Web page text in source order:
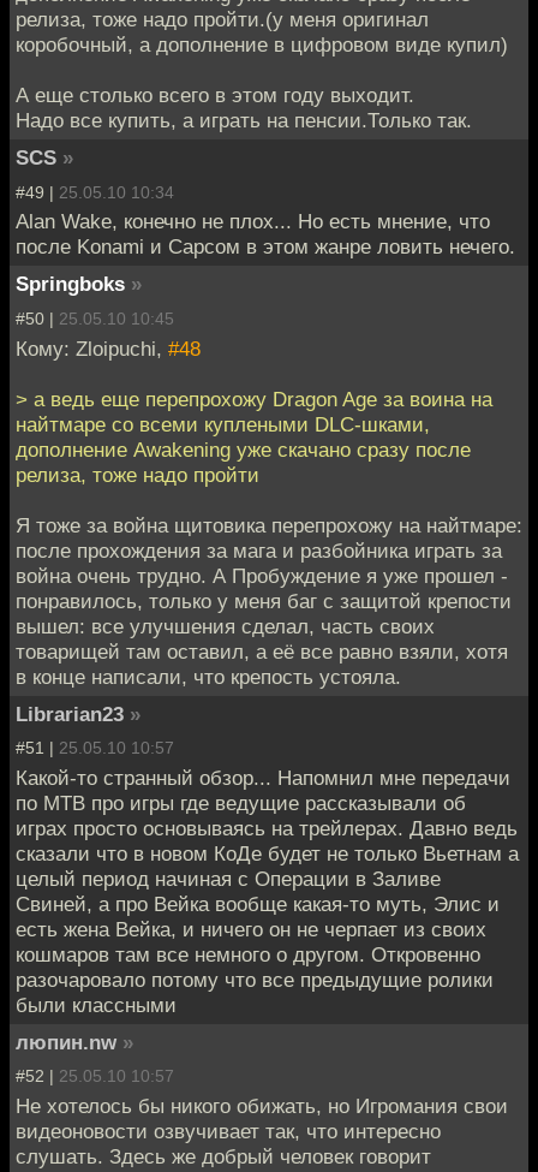
релиза, тоже надо пройти.(у меня оригинал
коробочный, а дополнение в цифровом виде купил)
А еще столько всего в этом году выходит.
Надо все купить, а играть на пенсии.Только так.
SCS »
#49 | 25.05.10 10:34
Alan Wake, конечно не плох... Но есть мнение, что
после Konami и Сарсом в этом жанре ловить нечего.
Springboks »
#50 | 25.05.10 10:45
Кому: Zloipuchi, #48
> а ведь еще перепрохожу Dragon Age за воина на
найтмаре со всеми куплеными DLC-шками,
дополнение Awakening уже скачано сразу после
релиза, тоже надо пройти
Я тоже за война щитовика перепрохожу на найтмаре:
после прохождения за мага и разбойника играть за
война очень трудно. А Пробуждение я уже прошел -
понравилось, только у меня баг с защитой крепости
вышел: все улучшения сделал, часть своих
товарищей там оставил, а её все равно взяли, хотя
в конце написали, что крепость устояла.
Librarian23 »
#51 | 25.05.10 10:57
Какой-то странный обзор... Напомнил мне передачи
по МТВ про игры где ведущие рассказывали об
играх просто основываясь на трейлерах. Давно ведь
сказали что в новом КоДе будет не только Вьетнам а
целый период начиная с Операции в Заливе
Свиней, а про Вейка вообще какая-то муть, Элис и
есть жена Вейка, и ничего он не черпает из своих
кошмаров там все немного о другом. Откровенно
разочаровало потому что все предыдущие ролики
были классными
люпин.nw »
#52 | 25.05.10 10:57
Не хотелось бы никого обижать, но Игромания свои
видеоновости озвучивает так, что интересно
слушать. Здесь же добрый человек говорит